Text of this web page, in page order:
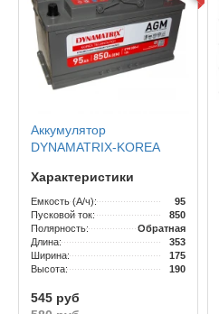
Аккумулятор
DYNAMATRIX-KOREA
850А
Характеристики
Емкость (А/ч):
95
Пусковой ток:
850
Полярность:
Обратная
Длина:
353
Ширина:
175
Высота:
190
545 руб